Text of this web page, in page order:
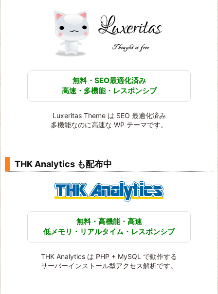
無料・SEO最適化済み
高速・多機能・レスポンシブ
Luxeritas Theme は SEO 最適化済み
多機能なのに高速な WP テーマです。
THK Analytics も配布中
無料・高機能・高速
低メモリ・リアルタイム・レスポンシブ
THK Analytics は PHP + MySQL で動作する
サーバーインストール型アクセス解析です。